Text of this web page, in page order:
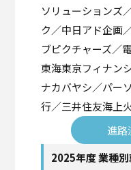
ソリューションズ
ク／中日アド企画
ブピクチャーズ／
東海東京フィナン
ナカバヤシ／パー
行／三井住友海上
進路
2025年度 業種